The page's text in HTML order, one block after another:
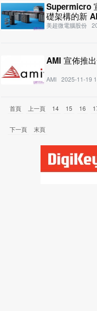
Supermicro
礎架構的新
美超微電腦股份
AMI 宣佈推
AMI 2025-11-19
首頁 上一頁 14 15 16
下一頁
末頁